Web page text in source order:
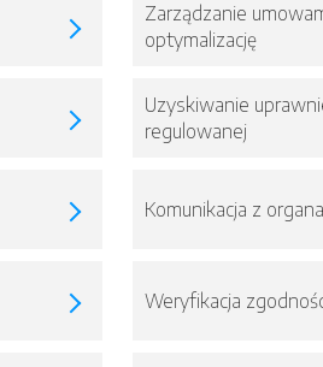
Zarządzanie
optymalizację
Uzyskiwanie
regulowanej
Komunikacja z
Weryfikacja